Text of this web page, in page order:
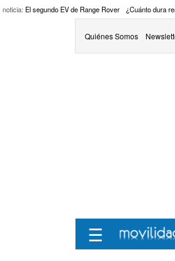
noticia: El segundo EV de Range Rover ¿Cuánto dura
Quiénes Somos
☰